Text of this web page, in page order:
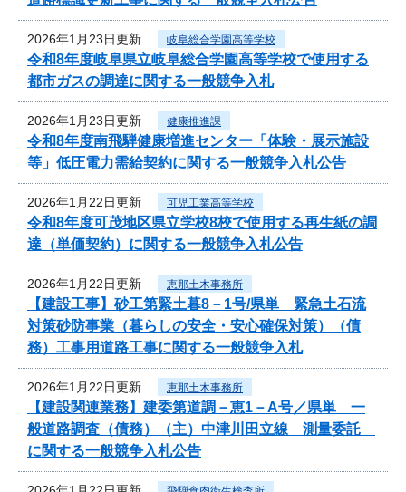
2026年1月23日更新 岐阜総合学園高等学校
令和8年度岐阜県立岐阜総合学園高等学校で使用する
都市ガスの調達に関する一般競争入札
2026年1月23日更新 健康推進課
令和8年度南飛騨健康増進センター「体験・展示施設
等」低圧電力需給契約に関する一般競争入札公告
2026年1月22日更新 可児工業高等学校
令和8年度可茂地区県立学校8校で使用する再生紙の調
達（単価契約）に関する一般競争入札公告
2026年1月22日更新 恵那土木事務所
【建設工事】砂工第緊土暮8－1号/県単 緊急土石流
対策砂防事業（暮らしの安全・安心確保対策）（債
務）工事用道路工事に関する一般競争入札
2026年1月22日更新 恵那土木事務所
【建設関連業務】建委第道調－恵1－A号／県単 一
般道路調査（債務）（主）中津川田立線 測量委託
に関する一般競争入札公告